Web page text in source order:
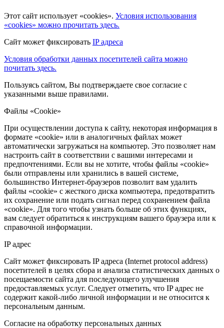
Этот сайт использует «cookies». Условия использования
«cookies» можно прочитать здесь.
Сайт может фиксировать IP адреса
Условия обработки данных посетителей сайта можно
почитать здесь.
Пользуясь сайтом, Вы подтверждаете свое согласие с
указанными выше правилами.
Файлы «Cookie»
При осуществлении доступа к сайту, некоторая информация в
формате «cookie» или в аналогичных файлах может
автоматически загружаться на компьютер. Это позволяет нам
настроить сайт в соответствии с вашими интересами и
предпочтениями. Если вы не хотите, чтобы файлы «cookie»
были отправлены или хранились в вашей системе,
большинство Интернет-браузеров позволит вам удалить
файлы «cookie» с жесткого диска компьютера, предотвратить
их сохранение или подать сигнал перед сохранением файла
«cookie». Для того чтобы узнать больше об этих функциях,
вам следует обратиться к инструкциям вашего браузера или к
справочной информации.
IP адрес
Сайт может фиксировать IP адреса (Internet protocol address)
посетителей в целях сбора и анализа статистических данных о
посещаемости сайта для последующего улучшения
предоставляемых услуг. Следует отметить, что IP адрес не
содержит какой-либо личной информации и не относится к
персональным данным.
Согласие на обработку персональных данных